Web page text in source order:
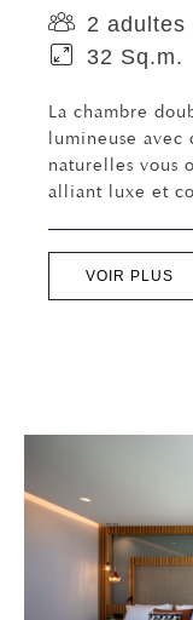
2 adultes
32 Sq.m.
La chambre
lumineuse avec
naturelles vous
alliant luxe et
VOIR PLUS